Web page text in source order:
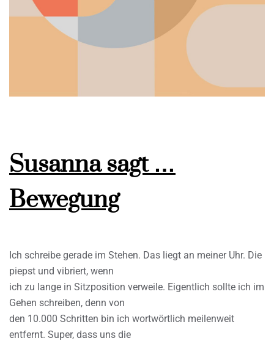
Susanna sagt …
Bewegung
Ich schreibe gerade im Stehen. Das liegt an meiner Uhr. Die
piepst und vibriert, wenn
ich zu lange in Sitzposition verweile. Eigentlich sollte ich im
Gehen schreiben, denn von
den 10.000 Schritten bin ich wortwörtlich meilenweit
entfernt. Super, dass uns die